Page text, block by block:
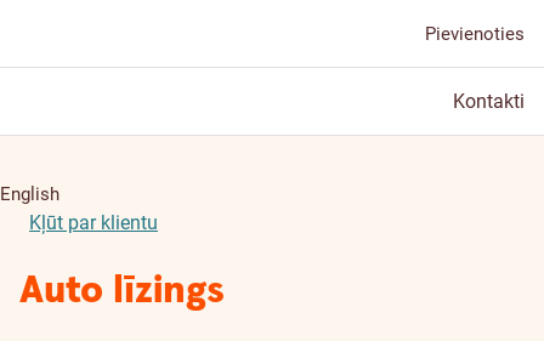
Pievienoties
Kontakti
English
Kļūt par klientu
Auto līzings